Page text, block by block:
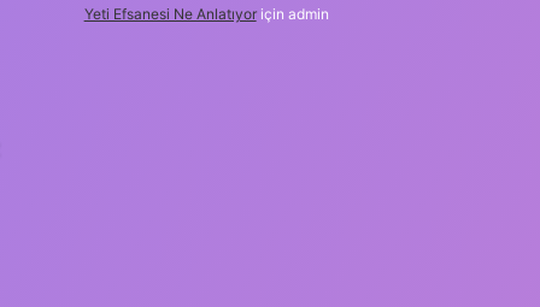
Yeti Efsanesi Ne Anlatıyoriçin admin